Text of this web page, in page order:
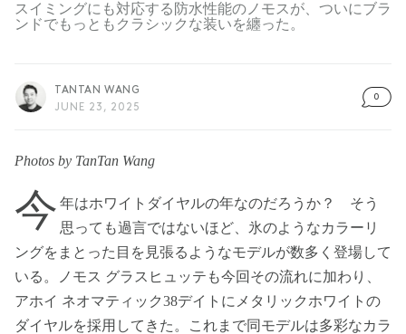
スイミングにも対応する防水性能のノモスが、ついにブラ
ンドでもっともクラシックな装いを纏った。
TANTAN WANG
JUNE 23, 2025
0
Photos by TanTan Wang
今 年はホワイトダイヤルの年なのだろうか？ そう
思っても過言ではないほど、氷のようなカラーリ
ングをまとった目を見張るようなモデルが数多く登場して
いる。ノモス グラスヒュッテも今回その流れに加わり、
アホイ ネオマティック38デイトにメタリックホワイトの
ダイヤルを採用してきた。これまで同モデルは多彩なカラ